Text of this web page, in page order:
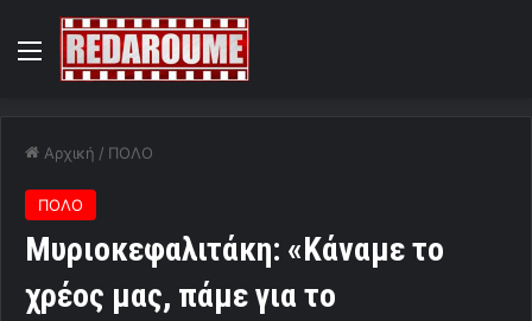
Menu
Αρχική / ΠΟΛΟ
ΠΟΛΟ
Μυριοκεφαλιτάκη: «Κάναμε το
χρέος μας, πάμε για το